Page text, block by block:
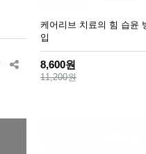
케어리브 치료의 힘 습윤
입
8,600원
11,200원